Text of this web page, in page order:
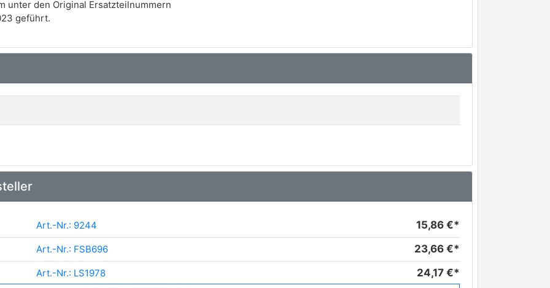
unter den Original Ersatzteilnummern
geführt.
Art.-Nr.: 9244 15,86 €*
Art.-Nr.: FSB696 23,66 €*
Art.-Nr.: LS1978 24,17 €*